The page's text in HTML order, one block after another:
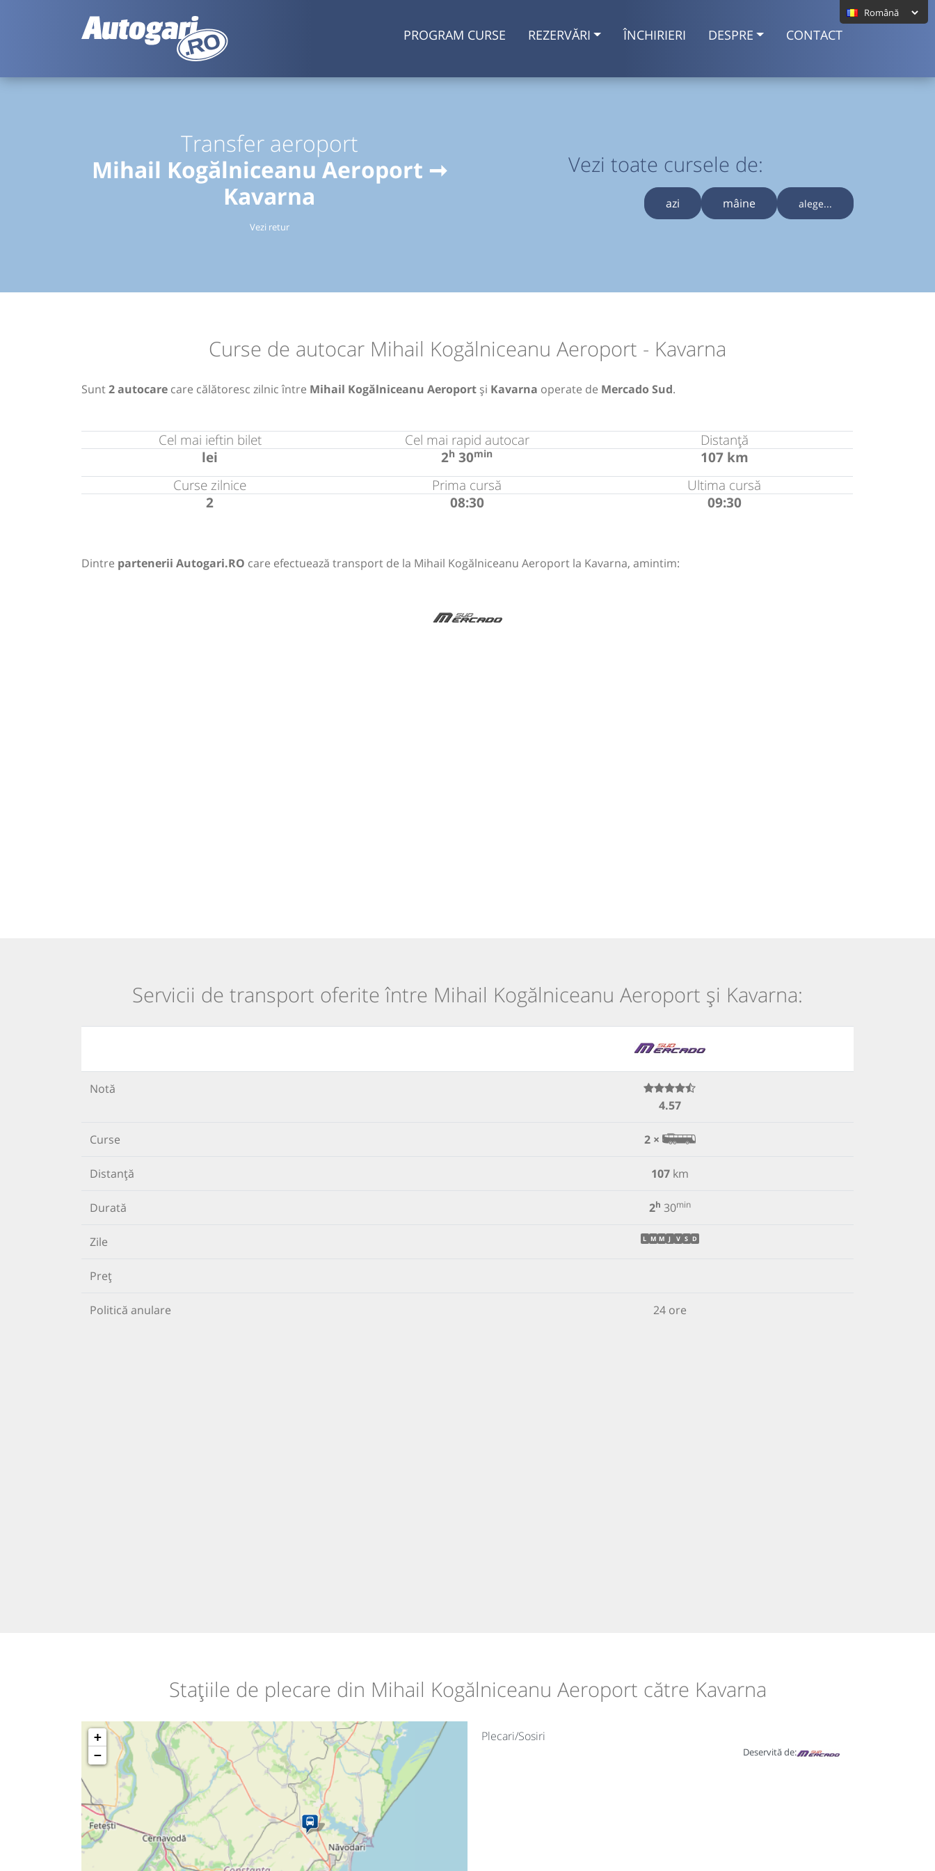
PROGRAM CURSE REZERVĂRI ÎNCHIRIERI DESPRE CONTACT
Transfer aeroport
Mihail Kogălniceanu Aeroport ➞
Kavarna
Vezi retur
Vezi toate cursele de:
azi mâine alege...
Curse de autocar Mihail Kogălniceanu Aeroport - Kavarna
Sunt2 autocare care călătoresc zilnic între Mihail Kogălniceanu Aeroport și Kavarna operate de Mercado Sud.
Cel mai ieftin bilet
lei
Cel mai rapid autocar
2h 30min
Distanță
107 km
Curse zilnice
2
Prima cursă
08:30
Ultima cursă
09:30
Dintre partenerii Autogari.RO care efectuează transport de la Mihail Kogălniceanu Aeroport la Kavarna, amintim:
Servicii de transport oferite între Mihail Kogălniceanu Aeroport și Kavarna:
Notă
4.57
Curse 2 ×
Distanță 107km
Durată 2h 30min
Zile L M M J V S D
Preț
Politică anulare 24 ore
Stațiile de plecare din Mihail Kogălniceanu Aeroport către Kavarna
+
−
Plecari/Sosiri
Deservită de: